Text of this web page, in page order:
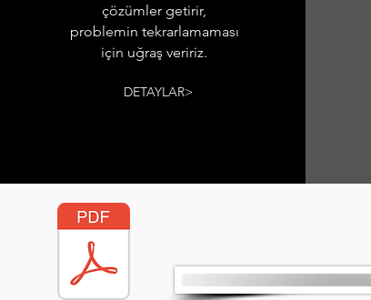
çözümler getirir,
problemin tekrarlamaması
için uğraş veririz.
DETAYLAR>